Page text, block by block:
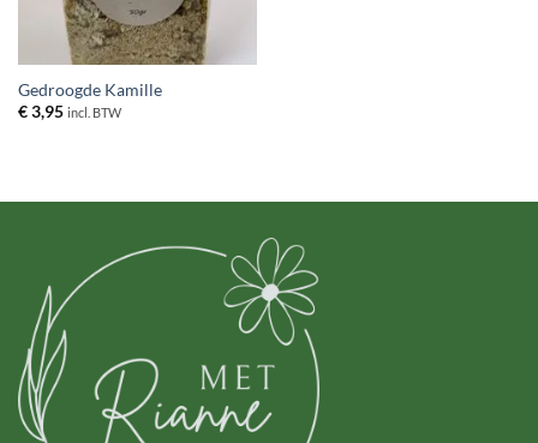
Gedroogde Kamille
€3,95 incl. BTW